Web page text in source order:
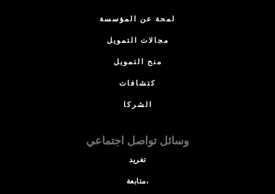
لمحة عن المؤسسة
مجالات التمويل
منح التمويل
كتشافات
الشركا
وسائل تواصل اجتماعي
تغريد
متابعة،